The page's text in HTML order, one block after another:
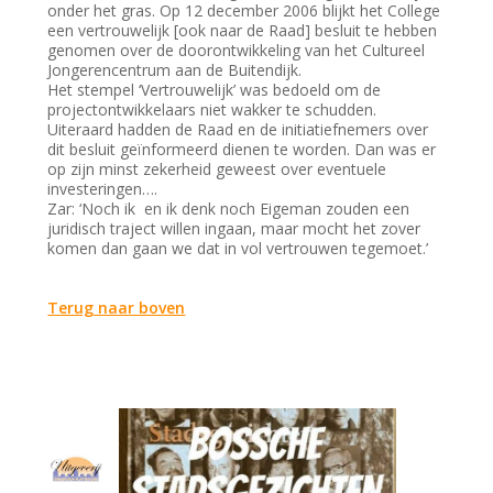
onder het gras. Op 12 december 2006 blijkt het College
een vertrouwelijk [ook naar de Raad] besluit te hebben
genomen over de doorontwikkeling van het Cultureel
Jongerencentrum aan de Buitendijk.
Het stempel ‘Vertrouwelijk’ was bedoeld om de
projectontwikkelaars niet wakker te schudden.
Uiteraard hadden de Raad en de initiatiefnemers over
dit besluit geïnformeerd dienen te worden. Dan was er
op zijn minst zekerheid geweest over eventuele
investeringen….
Zar: ‘Noch ik en ik denk noch Eigeman zouden een
juridisch traject willen ingaan, maar mocht het zover
komen dan gaan we dat in vol vertrouwen tegemoet.’
Terug naar boven